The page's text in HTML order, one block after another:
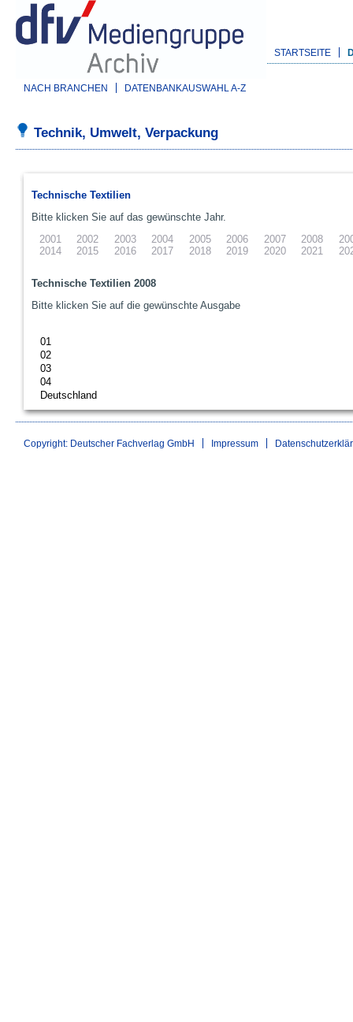
STARTSEITE
NACH BRANCHEN DATENBANKAUSWAHL A-Z
Technik, Umwelt, Verpackung
Technische Textilien
Bitte klicken Sie auf das gewünschte Jahr.
2001
2002 2003 2004 2005 2006 2007 2008
2014
2015 2016 2017 2018 2019 2020 2021
Technische Textilien 2008
Bitte klicken Sie auf die gewünschte Ausgabe
01
02
03
04
Deutschland
Copyright: Deutscher Fachverlag GmbH Impressum